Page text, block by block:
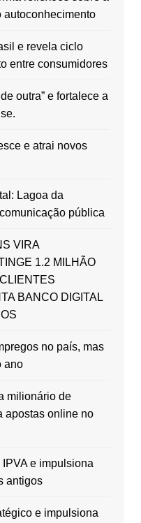
autoconhecimento
e revela ciclo
entre consumidores
outra” e fortalece a
e atrai novos
Lagoa da
pública
VIRA
1.2 MILHÃO
BANCO DIGITAL
no país, mas
ano
milionário de
apostas online no
e impulsiona
antigos
e impulsiona